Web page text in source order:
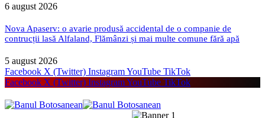
6 august 2026
Nova Apaserv: o avarie produsă accidental de o companie de
contrucții lasă Alfaland, Flămânzi și mai multe comune fără apă
5 august 2026
Facebook X (Twitter) InstagramYouTube TikTok
Facebook X (Twitter) InstagramYouTube TikTok